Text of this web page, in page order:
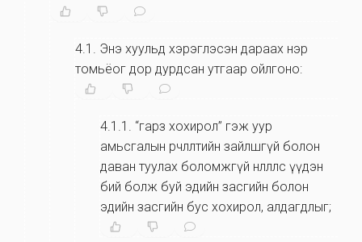
4.1 . Энэ хуульд хэрэглэсэн дараах нэр
томьёог дор дурдсан утгаар ойлгоно:
4.1.1 . “гарз хохирол” гэж уур
амьсгалын өөрчлөлтийн зайлшгүй болон
даван туулах боломжгүй нөлөөллөөс үүдэн
бий болж буй эдийн засгийн болон
эдийн засгийн бус хохирол, алдагдлыг;